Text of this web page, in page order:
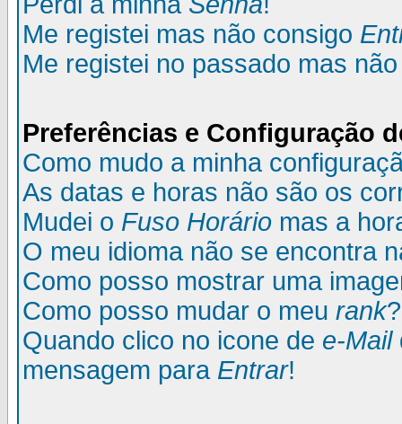
Me registei mas não consigo
Me registei no passado mas
Preferências e Configuração
Como mudo a minha
As datas e horas não são os
Mudei o Fuso Horário mas a
O meu idioma não se encontra
Como posso mostrar uma
Como posso mudar o meu rank?
Quando clico no icone de e-Mail
mensagem para Entrar!